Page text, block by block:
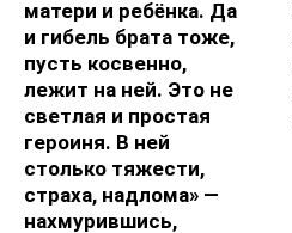
матери и ребёнка. Да
и гибель брата тоже,
пусть косвенно,
лежит на ней. Это не
светлая и простая
героиня. В ней
столько тяжести,
страха, надлома» —
нахмурившись,